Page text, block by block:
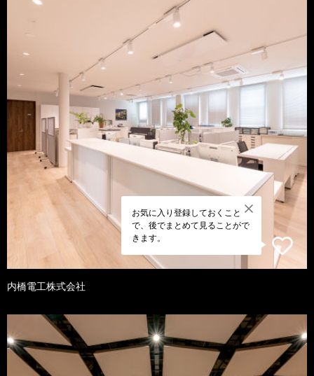
お気に入り登録しておくこと
で、後でまとめて見ることがで
きます。
内橋電工株式会社